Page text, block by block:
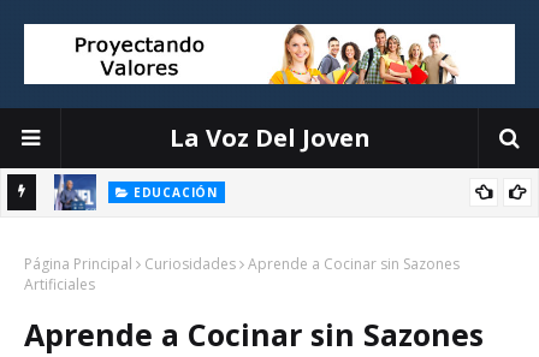
La Voz Del Joven
EDUCACIÓN
herramienta para formar ciudadanos críticos y fortalecer la
Página Principal Curiosidades Aprende a Cocinar sin Sazones
Artificiales
Aprende a Cocinar sin Sazones